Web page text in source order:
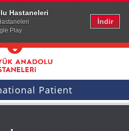
Hastaneleri
Play
İndir
Patient